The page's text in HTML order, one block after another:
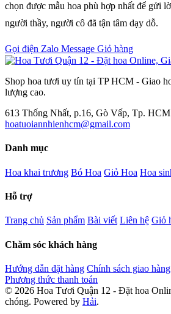
chọn được mẫu hoa phù hợp nhất để gửi
người thầy, người cô đã tận tâm dạy dỗ.
Gọi điện Zalo Message 0
Giỏ hàng
Shop hoa tươi uy tín tại TP HCM - Giao
lượng cao.
613 Thống Nhất, p.16, Gò Vấp, Tp. HCM
hoatuoiannhienhcm@gmail.com
Danh mục
Hoa khai trương Bó Hoa Giỏ Hoa Hoa
Hỗ trợ
Trang chủ Sản phẩm Bài viết Liên hệ Giỏ
Chăm sóc khách hàng
Hướng dẫn đặt hàng Chính sách giao hàng
Phương thức thanh toán
© 2026 Hoa Tươi Quận 12 - Đặt hoa
chóng. Powered by Hải.